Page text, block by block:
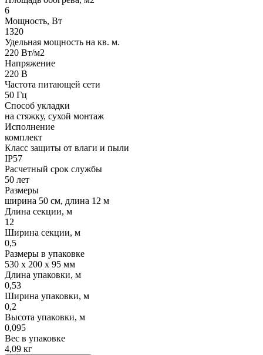
6
Мощность, Вт
1320
Удельная мощность на кв. м.
220 Вт/м2
Напряжение
220 В
Частота питающей сети
50 Гц
Способ укладки
на стяжку, сухой монтаж
Исполнение
комплект
Класс защиты от влаги и пыли
IP57
Расчетный срок службы
50 лет
Размеры
ширина 50 см, длина 12 м
Длина секции, м
12
Ширина секции, м
0,5
Размеры в упаковке
530 х 200 х 95 мм
Длина упаковки, м
0,53
Ширина упаковки, м
0,2
Высота упаковки, м
0,095
Вес в упаковке
4,09 кг